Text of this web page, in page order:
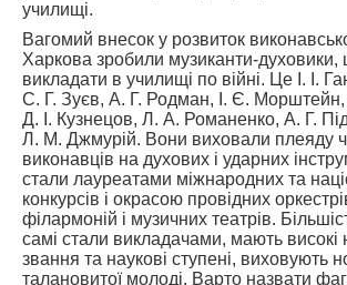
училищі.
Вагомий внесок у розвиток
Харкова зробили музиканти-
викладати в училищі по війні. Це І. І.
С. Г. Зуєв, А. Г. Родман, І. Є.
Д. І. Кузнецов, Л. А. Романенко, А. Г.
Л. М. Джмурій. Вони виховали плеяду
виконавців на духових і ударних
стали лауреатами міжнародних та
конкурсів і окрасою провідних
філармоній і музичних театрів.
самі стали викладачами, мають високі
звання та наукові ступені, виховують
талановитої молоді. Варто назвати